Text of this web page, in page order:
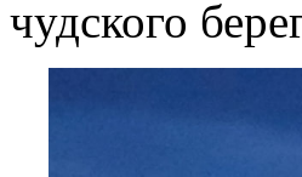
чудского